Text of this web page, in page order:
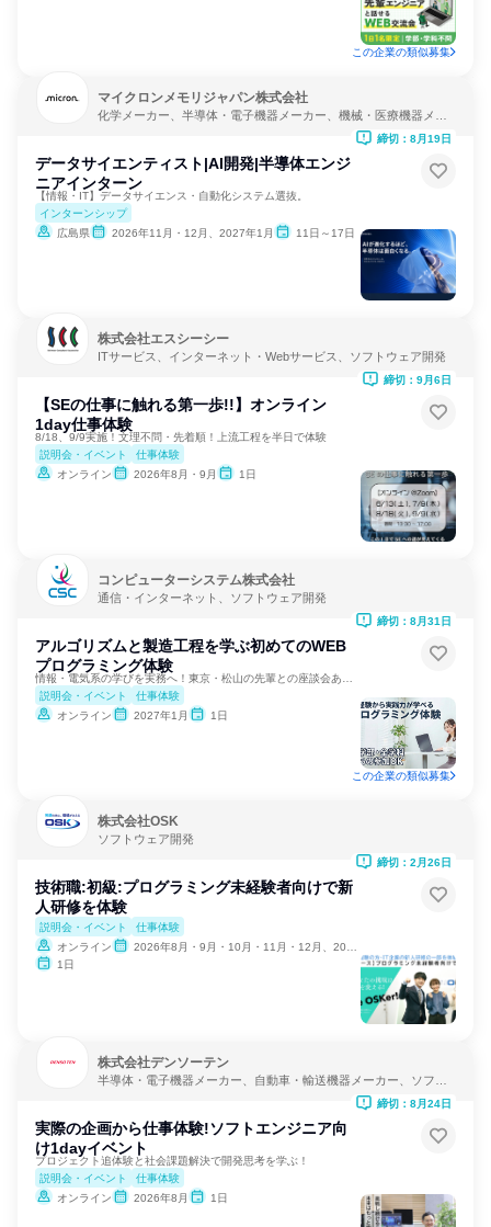
この企業の類似募集
マイクロンメモリジャパン株式会社
化学メーカー、半導体・電子機器メーカー、機械・医療機器メー
データサイエンティスト|AI開発|半導体エンジ
ニアインターン
【情報・IT】データサイエンス・自動化システム選抜。
インターンシップ
広島県
2026年11月・12月、2027年1月 11日～17日
締切：8月19日
株式会社エスシーシー
ITサービス、インターネット・Webサービス、ソフトウェア開発
【SEの仕事に触れる第一歩!!】オンライン
1day仕事体験
8/18、9/9実施！文理不問・先着順！上流工程を半日で体験
説明会・イベント
仕事体験
オンライン
2026年8月・9月 1日
締切：9月6日
コンピューターシステム株式会社
通信・インターネット、ソフトウェア開発
アルゴリズムと製造工程を学ぶ初めてのWEB
プログラミング体験
説明会・イベント
仕事体験
オンライン
2027年1月 1日
締切：8月31日
この企業の類似募集
株式会社OSK
ソフトウェア開発
技術職:初級:プログラミング未経験者向けで新
人研修を体験
説明会・イベント
仕事体験
オンライン
2026年8月・9月・10月・11月・12月、2027年1月・2月
1日
締切：2月26日
株式会社デンソーテン
半導体・電子機器メーカー、自動車・輸送機器メーカー、ソフト
実際の企画から仕事体験!ソフトエンジニア向
け1dayイベント
プロジェクト追体験と社会課題解決で開発思考を学ぶ！
説明会・イベント
仕事体験
オンライン
2026年8月 1日
締切：8月24日